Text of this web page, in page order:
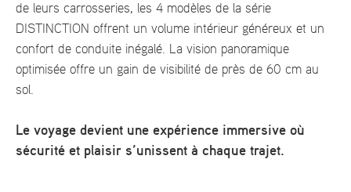
de leurs carrosseries, les 4 modèles de la série
DISTINCTION offrent un volume intérieur généreux et un
confort de conduite inégalé. La vision panoramique
optimisée offre un gain de visibilité de près de 60 cm au
sol.
Le voyage devient une expérience immersive où
sécurité et plaisir s’unissent à chaque trajet.